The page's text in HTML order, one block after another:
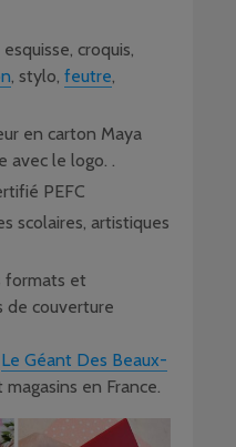
croquis,
, stylo, feutre,
en carton Maya
avec le logo. .
PEFC
scolaires, artistiques
formats et
de couverture
Le Géant Des Beaux-
en France.